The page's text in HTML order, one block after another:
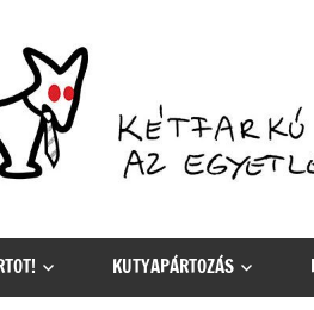
KUTYAPÁRTOZÁS